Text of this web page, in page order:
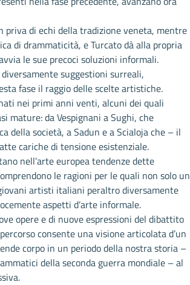
priva di echi della tradizione veneta, mentre
di drammaticità, e Turcato dà alla propria
le sue precoci soluzioni informali.
suggestioni surreali,
fase il raggio delle scelte artistiche.
nei primi anni venti, alcuni dei quali
mature: da Vespignani a Sughi, che
della società, a Sadun e a Scialoja che – il
cariche di tensione esistenziale.
nell’arte europea tendenze dette
le ragioni per le quali non solo un
artisti italiani peraltro diversamente
aspetti d’arte informale.
opere e di nuove espressioni del dibattito
consente una visione articolata d’un
corpo in un periodo della nostra storia –
della seconda guerra mondiale – al